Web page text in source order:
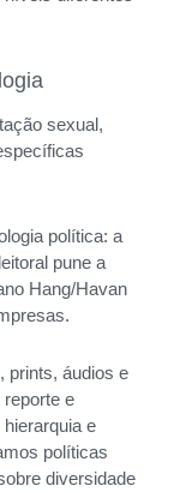
sexual,
política: a
pune a
Hang/Havan
prints, áudios e
e
e
políticas
diversidade